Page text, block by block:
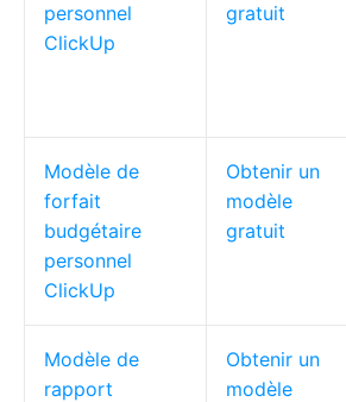
personnel
ClickUp
gratuit
Modèle de
forfait
budgétaire
personnel
ClickUp
Obtenir un
modèle
gratuit
Modèle de
rapport
Obtenir un
modèle